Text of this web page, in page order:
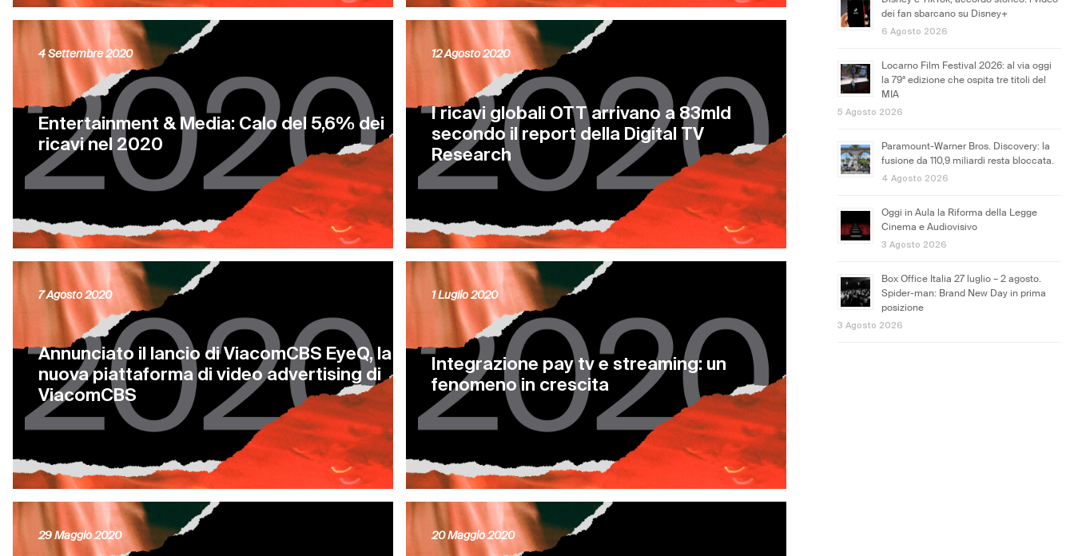
Entertainment & Media: Calo del 5,6% dei
ricavi nel 2020
4 Settembre 2020
I ricavi globali OTT arrivano a 83mld
secondo il report della Digital TV
Research
12 Agosto 2020
Annunciato il lancio di ViacomCBS EyeQ, la
nuova piattaforma di video advertising di
ViacomCBS
7 Agosto 2020
Integrazione pay tv e streaming: un
fenomeno in crescita
1 Luglio 2020
29 Maggio 2020 20 Maggio 2020
dei fan sbarcano su Disney+
6 Agosto 2026
Locarno Film Festival 2026: al via oggi
la 79ª edizione che ospita tre titoli del
MIA
5 Agosto 2026
Paramount-Warner Bros. Discovery: la
fusione da 110,9 miliardi resta bloccata.
4 Agosto 2026
Oggi in Aula la Riforma della Legge
Cinema e Audiovisivo
3 Agosto 2026
Box Office Italia 27 luglio – 2 agosto.
Spider-man: Brand New Day in prima
posizione
3 Agosto 2026